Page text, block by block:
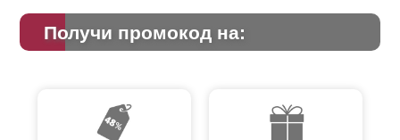
Получи промокод на: